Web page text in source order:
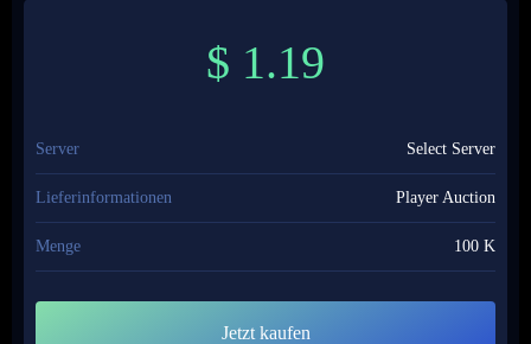
$ 1.19
Server Select Server
Lieferinformationen Player Auction
Menge 100 K
Jetzt kaufen